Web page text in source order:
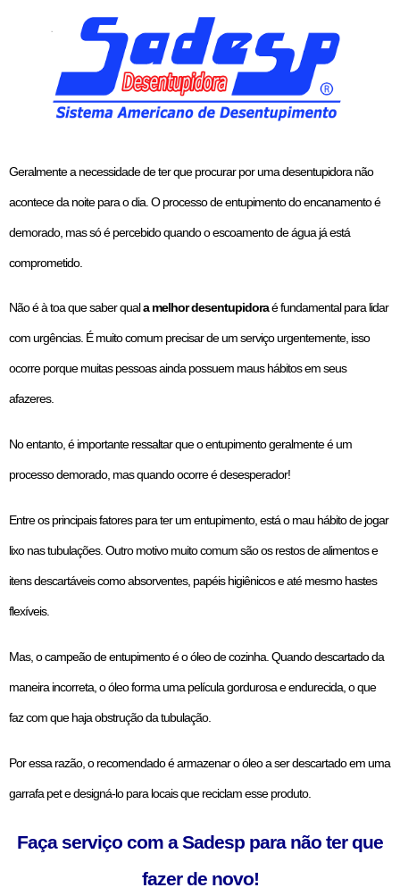
Geralmente a necessidade de ter que procurar por uma desentupidora não
acontece da noite para o dia. O processo de entupimento do encanamento é
demorado, mas só é percebido quando o escoamento de água já está
comprometido.
Não é à toa que saber quala melhor desentupidoraé fundamental para lidar
com urgências. É muito comum precisar de um serviço urgentemente, isso
ocorre porque muitas pessoas ainda possuem maus hábitos em seus
afazeres.
No entanto, é importante ressaltar que o entupimento geralmente é um
processo demorado, mas quando ocorre é desesperador!
Entre os principais fatores para ter um entupimento, está o mau hábito de jogar
lixo nas tubulações. Outro motivo muito comum são os restos de alimentos e
itens descartáveis como absorventes, papéis higiênicos e até mesmo hastes
flexíveis.
Mas, o campeão de entupimento é o óleo de cozinha. Quando descartado da
maneira incorreta, o óleo forma uma película gordurosa e endurecida, o que
faz com que haja obstrução da tubulação.
Por essa razão, o recomendado é armazenar o óleo a ser descartado em uma
garrafa pet e designá-lo para locais que reciclam esse produto.
Faça serviço com a Sadesp para não ter que
fazer de novo!